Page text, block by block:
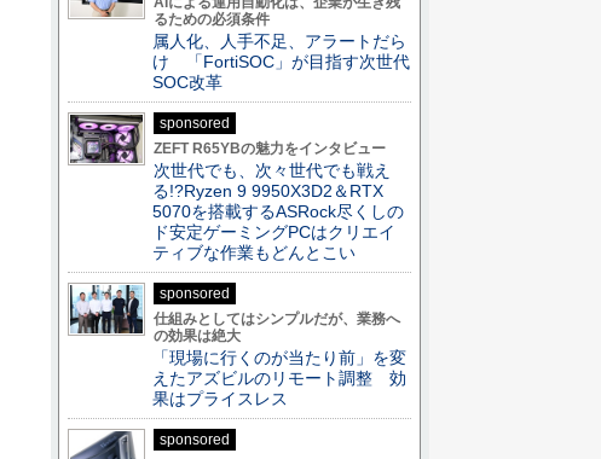
るための必須条件
属人化、人手不足、アラートだら
け 「FortiSOC」が目指す次世代
SOC改革
sponsored
ZEFT R65YBの魅力をインタビュー
次世代でも、次々世代でも戦え
る!?Ryzen 9 9950X3D2＆RTX
5070を搭載するASRock尽くしの
ド安定ゲーミングPCはクリエイ
ティブな作業もどんとこい
sponsored
仕組みとしてはシンプルだが、業務へ
の効果は絶大
「現場に行くのが当たり前」を変
えたアズビルのリモート調整 効
果はプライスレス
sponsored